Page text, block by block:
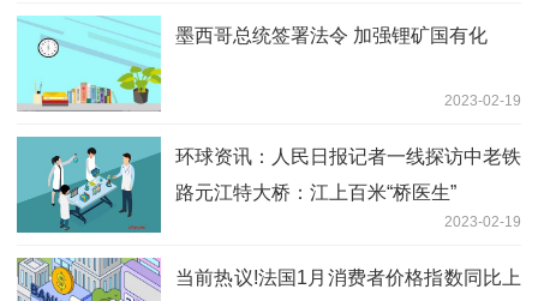
墨西哥总统签署法令 加强锂矿国有化
2023-02-19
环球资讯：人民日报记者一线探访中老铁
路元江特大桥：江上百米“桥医生”
2023-02-19
当前热议!法国1月消费者价格指数同比上